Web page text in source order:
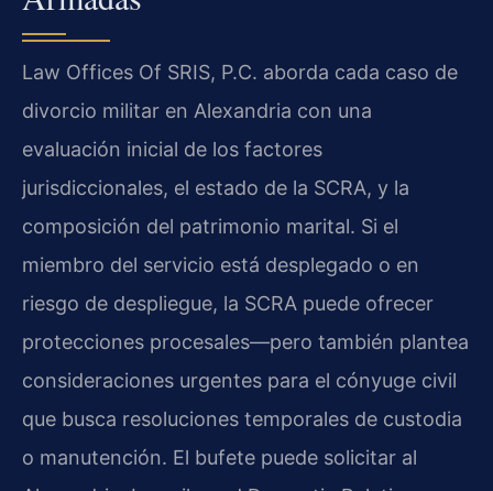
Law Offices Of SRIS, P.C. aborda cada caso de
divorcio militar en Alexandria con una
evaluación inicial de los factores
jurisdiccionales, el estado de la SCRA, y la
composición del patrimonio marital. Si el
miembro del servicio está desplegado o en
riesgo de despliegue, la SCRA puede ofrecer
protecciones procesales—pero también plantea
consideraciones urgentes para el cónyuge civil
que busca resoluciones temporales de custodia
o manutención. El bufete puede solicitar al